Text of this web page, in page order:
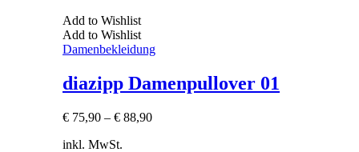
Add to Wishlist
Add to Wishlist
Damenbekleidung
diazipp Damenpullover 01
€ 75,90 – € 88,90
inkl. MwSt.